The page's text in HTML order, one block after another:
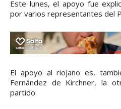
Este lunes, el apoyo fue
por varios representantes del
El apoyo al riojano es,
Fernández de Kirchner, la
partido.